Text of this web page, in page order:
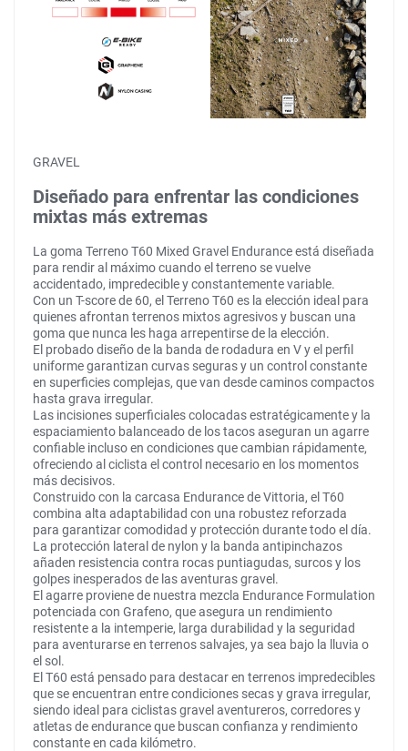
GRAVEL
Diseñado para enfrentar las condiciones
mixtas más extremas
La goma Terreno T60 Mixed Gravel Endurance está diseñada
para rendir al máximo cuando el terreno se vuelve
accidentado, impredecible y constantemente variable.
Con un T-score de 60, el Terreno T60 es la elección ideal para
quienes afrontan terrenos mixtos agresivos y buscan una
goma que nunca les haga arrepentirse de la elección.
El probado diseño de la banda de rodadura en V y el perfil
uniforme garantizan curvas seguras y un control constante
en superficies complejas, que van desde caminos compactos
hasta grava irregular.
Las incisiones superficiales colocadas estratégicamente y la
espaciamiento balanceado de los tacos aseguran un agarre
confiable incluso en condiciones que cambian rápidamente,
ofreciendo al ciclista el control necesario en los momentos
más decisivos.
Construido con la carcasa Endurance de Vittoria, el T60
combina alta adaptabilidad con una robustez reforzada
para garantizar comodidad y protección durante todo el día.
La protección lateral de nylon y la banda antipinchazos
añaden resistencia contra rocas puntiagudas, surcos y los
golpes inesperados de las aventuras gravel.
El agarre proviene de nuestra mezcla Endurance Formulation
potenciada con Grafeno, que asegura un rendimiento
resistente a la intemperie, larga durabilidad y la seguridad
para aventurarse en terrenos salvajes, ya sea bajo la lluvia o
el sol.
El T60 está pensado para destacar en terrenos impredecibles
que se encuentran entre condiciones secas y grava irregular,
siendo ideal para ciclistas gravel aventureros, corredores y
atletas de endurance que buscan confianza y rendimiento
constante en cada kilómetro.